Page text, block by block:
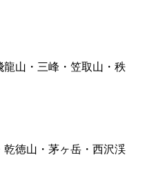
山・三峰・笠取山・秩
徳山・茅ヶ岳・西沢渓